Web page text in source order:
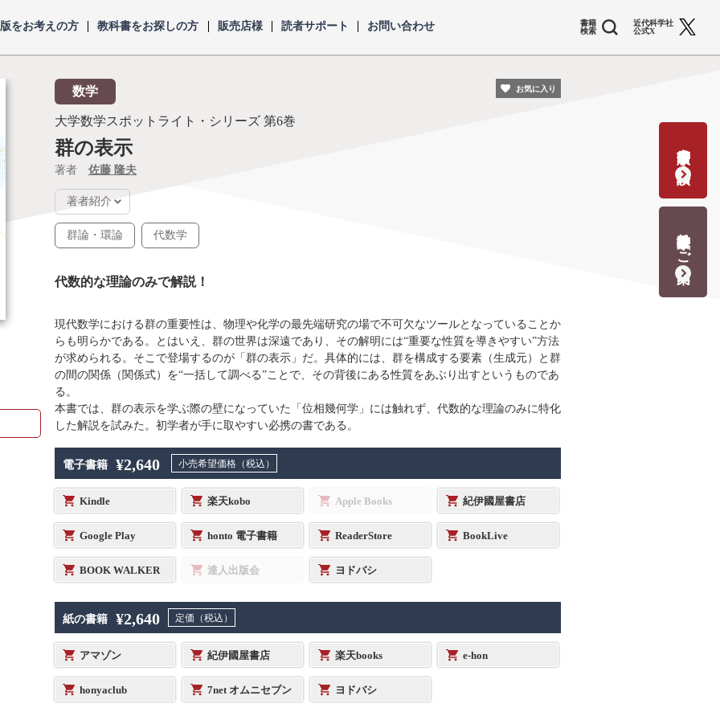
書籍
検索
をお考えの方 教科書をお探しの方 販売店様 読者サポート お問い合わせ
近代科学社
公式X
数学
大学数学スポットライト・シリーズ 第6巻
群の表示
著者 佐藤 隆夫
著者紹介
群論・環論 代数学
代数的な理論のみで解説！
現代数学における群の重要性は、物理や化学の最先端研究の場で不可欠なツールとなっていることか
らも明らかである。とはいえ、群の世界は深遠であり、その解明には“重要な性質を導きやすい”方法
が求められる。そこで登場するのが「群の表示」だ。具体的には、群を構成する要素（生成元）と群
の間の関係（関係式）を“一括して調べる”ことで、その背後にある性質をあぶり出すというものであ
る。
本書では、群の表示を学ぶ際の壁になっていた「位相幾何学」には触れず、代数的な理論のみに特化
した解説を試みた。初学者が手に取やすい必携の書である。
電子書籍 ¥2,640 小売希望価格（税込）
Kindle 楽天kobo Apple Books 紀伊國屋書店
Google Play honto 電子書籍 ReaderStore BookLive
BOOK WALKER 達人出版会 ヨドバシ
紙の書籍 ¥2,640 定価（税込）
アマゾン 紀伊國屋書店 楽天books e-hon
honyaclub 7net オムニセブン ヨドバシ
お気に入り
書籍出版の応募・相談
教科書献本のご案内